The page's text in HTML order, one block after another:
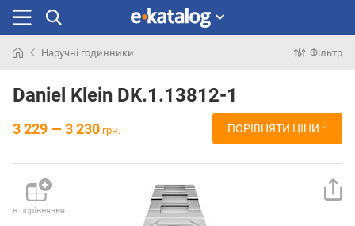
раніше
Наручні годинники Фільтр
Daniel Klein DK.1.13812-1
3 229 — 3 230 грн. ПОРІВНЯТИ ЦІНИ 3
в порівняння